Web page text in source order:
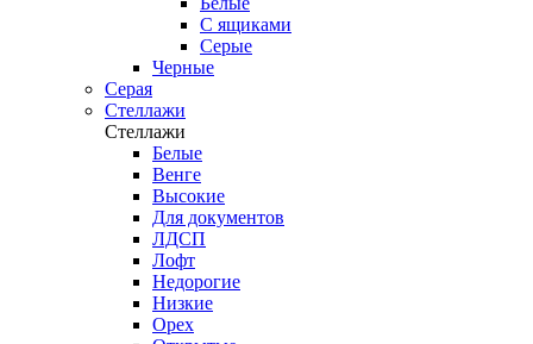
С ящиками
Серые
Черные
Серая
Стеллажи
Стеллажи
Белые
Венге
Высокие
Для документов
ЛДСП
Лофт
Недорогие
Низкие
Орех